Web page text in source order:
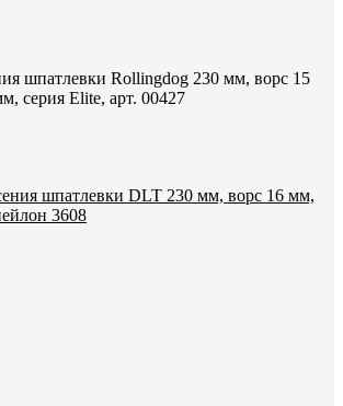
шпатлевки Rollingdog 230 мм, ворс 15
серия Elite, арт. 00427